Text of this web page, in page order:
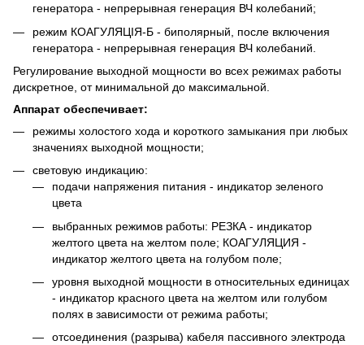
генератора - непрерывная генерация ВЧ колебаний;
режим КОАГУЛЯЦІЯ-Б - биполярный, после включения
генератора - непрерывная генерация ВЧ колебаний.
Регулирование выходной мощности во всех режимах работы
дискретное, от минимальной до максимальной.
Аппарат обеспечивает:
режимы холостого хода и короткого замыкания при любых
значениях выходной мощности;
световую индикацию:
подачи напряжения питания - индикатор зеленого
цвета
выбранных режимов работы: РЕЗКА - индикатор
желтого цвета на желтом поле; КОАГУЛЯЦИЯ -
индикатор желтого цвета на голубом поле;
уровня выходной мощности в относительных единицах
- индикатор красного цвета на желтом или голубом
полях в зависимости от режима работы;
отсоединения (разрыва) кабеля пассивного электрода